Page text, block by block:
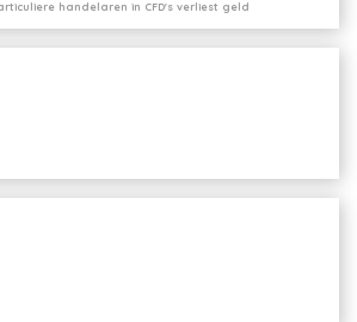
handelaren in CFD's verliest geld